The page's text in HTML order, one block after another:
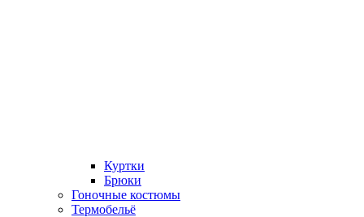
Куртки
Брюки
Гоночные костюмы
Термобельё